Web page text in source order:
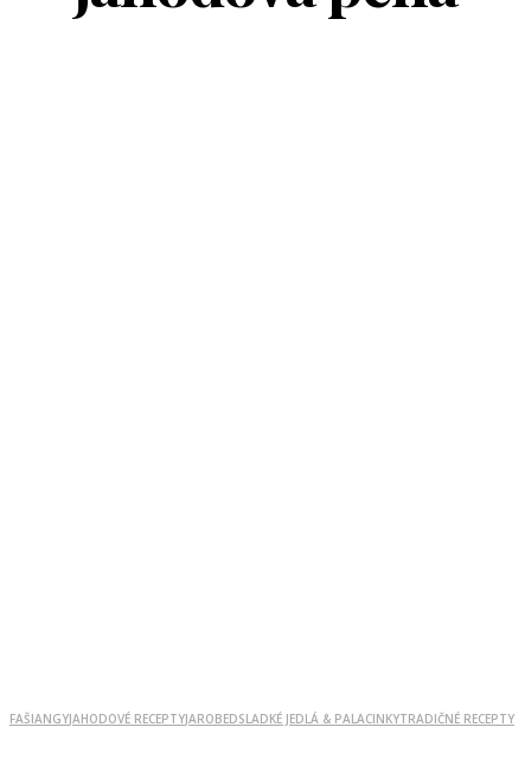
FAŠIANGYJAHODOVÉ RECEPTYJAROBEDSLADKÉ JEDLÁ & PALACINKYTRADIČNÉ RECEPTY